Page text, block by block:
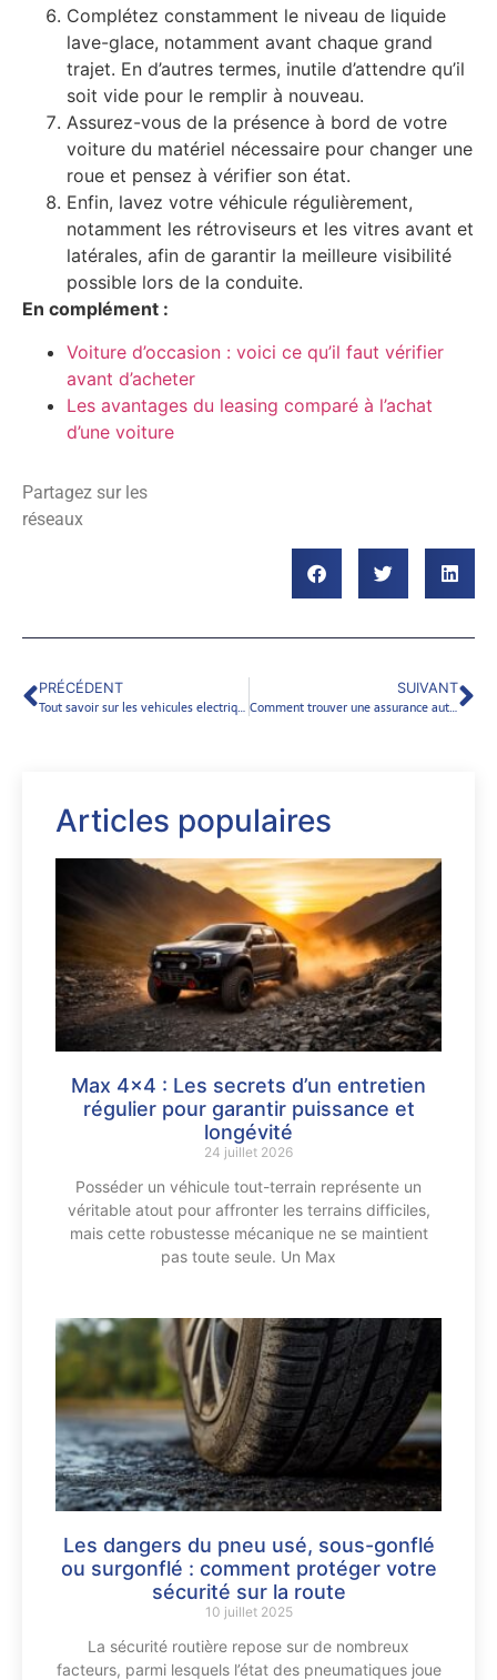
Complétez constamment le niveau de liquide
lave-glace, notamment avant chaque grand
trajet. En d’autres termes, inutile d’attendre qu’il
soit vide pour le remplir à nouveau.
Assurez-vous de la présence à bord de votre
voiture du matériel nécessaire pour changer une
roue et pensez à vérifier son état.
Enfin, lavez votre véhicule régulièrement,
notamment les rétroviseurs et les vitres avant et
latérales, afin de garantir la meilleure visibilité
possible lors de la conduite.
En complément :
Voiture d’occasion : voici ce qu’il faut vérifier
avant d’acheter
Les avantages du leasing comparé à l’achat
d’une voiture
Partagez sur les
réseaux
PRÉCÉDENT
Tout savoir sur les vehicules electriques
SUIVANT
Comment trouver une assurance auto pas cher ?
Articles populaires
Max 4×4 : Les secrets d’un entretien
régulier pour garantir puissance et
longévité
24 juillet 2026
Posséder un véhicule tout-terrain représente un
véritable atout pour affronter les terrains difficiles,
mais cette robustesse mécanique ne se maintient
pas toute seule. Un Max
Les dangers du pneu usé, sous-gonflé
ou surgonflé : comment protéger votre
sécurité sur la route
10 juillet 2025
La sécurité routière repose sur de nombreux
facteurs, parmi lesquels l’état des pneumatiques joue